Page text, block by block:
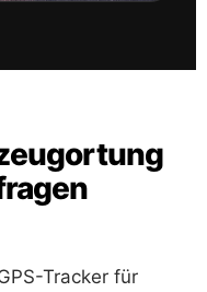
Tracker für